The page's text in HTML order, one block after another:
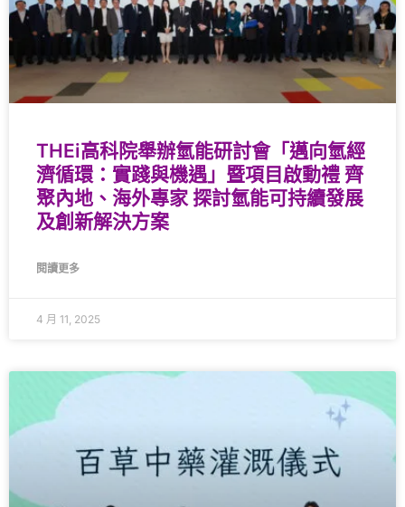
THEi高科院舉辦氫能研討會「邁向氫經
濟循環：實踐與機遇」暨項目啟動禮 齊
聚內地、海外專家 探討氫能可持續發展
及創新解決方案
閱讀更多
4 月 11, 2025